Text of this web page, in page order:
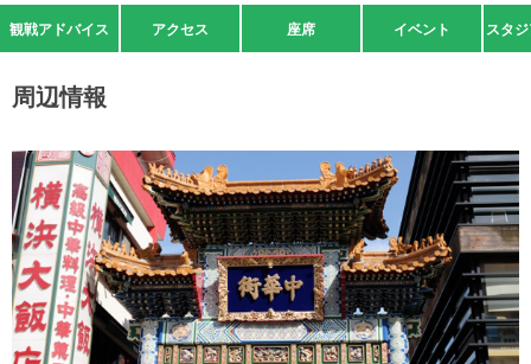
観戦アドバイス アクセス 座席 イベント スタ
周辺情報